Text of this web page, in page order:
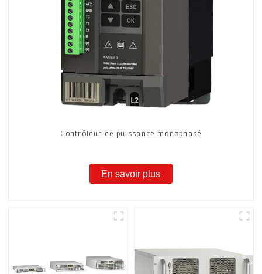
Contrôleur de puissance monophasé
En savoir plus